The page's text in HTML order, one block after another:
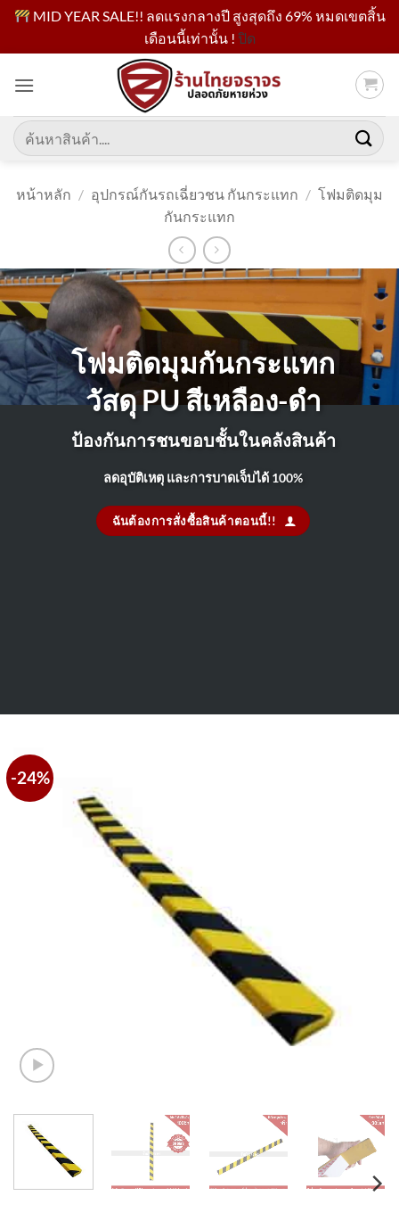
MID YEAR SALE!! ลดแรงกลางปี สูงสุดถึง 69% หมดเขตสิ้น
เดือนนี้เท่านั้น ! ปิด
เนื้อหา
ค้นหา:
หน้าหลัก / อุปกรณ์กันรถเฉี่ยวชน กันกระแทก / โฟมติดมุม
กันกระแทก
โฟมติดมุมกันกระแทก
วัสดุ PU สีเหลือง-ดำ
ป้องกันการชนขอบชั้นในคลังสินค้า
ลดอุบัติเหตุ และการบาดเจ็บได้ 100%
ฉันต้องการสั่งซื้อสินค้าตอนนี้!!
-24%